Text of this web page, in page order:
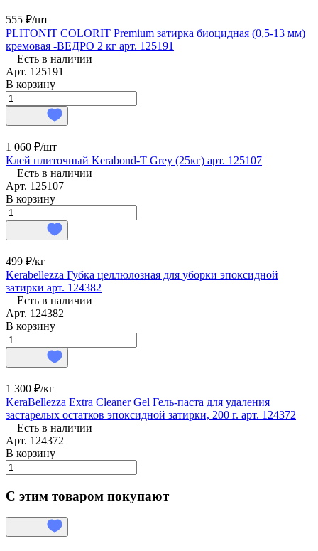
555 ₽/шт
PLITONIT COLORIT Premium затирка биоцидная (0,5-13 мм)
кремовая -ВЕДРО 2 кг арт. 125191
Есть в наличии
Арт. 125191
В корзину
1 060 ₽/шт
Клей плиточный Kerabond-T Grey (25кг) арт. 125107
Есть в наличии
Арт. 125107
В корзину
499 ₽/кг
Kerabellezza Губка целлюлозная для уборки эпоксидной
затирки арт. 124382
Есть в наличии
Арт. 124382
В корзину
1 300 ₽/кг
KeraBellezza Extra Cleaner Gel Гель-паста для удаления
застарелых остатков эпоксидной затирки, 200 г. арт. 124372
Есть в наличии
Арт. 124372
В корзину
С этим товаром покупают